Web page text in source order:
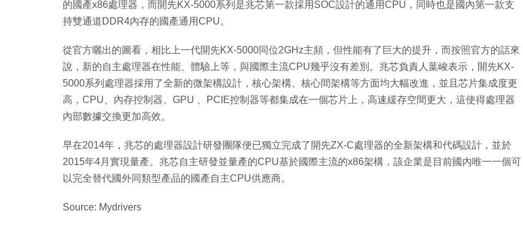
的國產x86處理器，而開先KX-5000系列是兆芯第一款採用SOC設計的通用CPU，同時也是國內第一款支
持雙通道DDR4內存的國產通用CPU。
從官方曬出的圖看，相比上一代開先KX-5000同位2GHz主頻，但性能有了巨大的提升，而按照官方的話來
說，新的自主處理器在性能、體驗上等，與國際主流CPU幾乎沒有差別。兆芯負責人葉峻表示，開先KX-
5000系列處理器採用了全新的微架構設計，核心架構、核心間架構等方面均大幅改進，並且芯片集成度更
高，CPU、內存控制器、GPU 、PCIE控制器等都集成在一個芯片上，高速緩存空間更大，這使得處理器
內部數據交換更加高效。
早在2014年，兆芯的處理器設計研發團隊便已獨立完成了開先ZX-C處理器的全新架構和代碼設計，並於
2015年4月實現量產。兆芯自主研發並量產的CPU基於國際主流的x86架構，該企業是目前國內唯一一個可
以完全替代國外同類型產品的國產自主CPU供應商。
Source: Mydrivers